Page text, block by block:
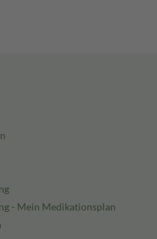
- Mein Medikationsplan